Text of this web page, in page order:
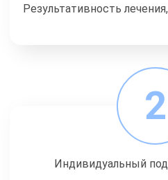
Результативность
2
Индивидуальный